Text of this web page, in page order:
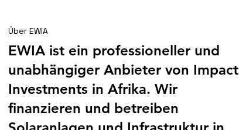
Über EWIA
EWIA ist ein professioneller und
unabhängiger Anbieter von Impact
Investments in Afrika. Wir
finanzieren und betreiben